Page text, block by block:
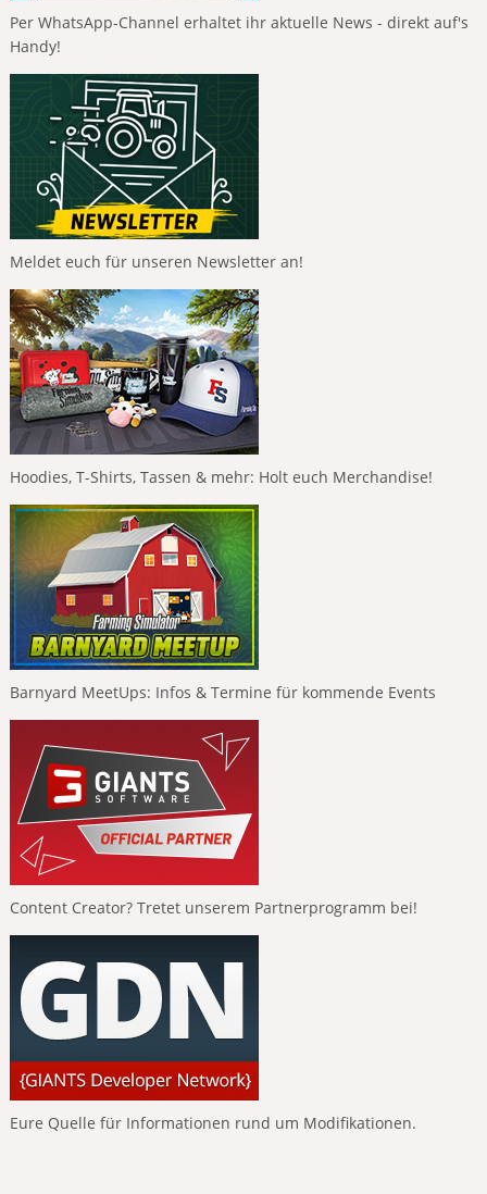
Per WhatsApp-Channel erhaltet ihr aktuelle News - direkt auf's
Handy!
Meldet euch für unseren Newsletter an!
Hoodies, T-Shirts, Tassen & mehr: Holt euch Merchandise!
Barnyard MeetUps: Infos & Termine für kommende Events
Content Creator? Tretet unserem Partnerprogramm bei!
Eure Quelle für Informationen rund um Modifikationen.